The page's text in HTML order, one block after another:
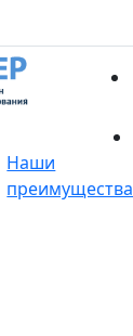
Наши
преимущества